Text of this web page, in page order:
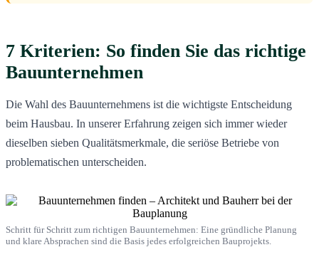
7 Kriterien: So finden Sie das richtige
Bauunternehmen
Die Wahl des Bauunternehmens ist die wichtigste Entscheidung
beim Hausbau. In unserer Erfahrung zeigen sich immer wieder
dieselben sieben Qualitätsmerkmale, die seriöse Betriebe von
problematischen unterscheiden.
Schritt für Schritt zum richtigen Bauunternehmen: Eine gründliche Planung
und klare Absprachen sind die Basis jedes erfolgreichen Bauprojekts.